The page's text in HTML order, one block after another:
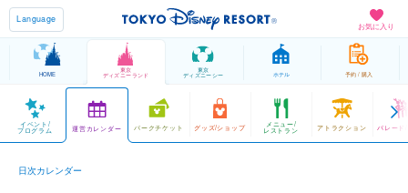
お気に入り
Language
HOME
東京
ディズニーランド
東京
ディズニーシー ホテル 予約 / 購入
イベント/
プログラム 運営カレンダー パークチケット グッズ/ショップ メニュー/
レストラン アトラクション パレード
日次カレンダー